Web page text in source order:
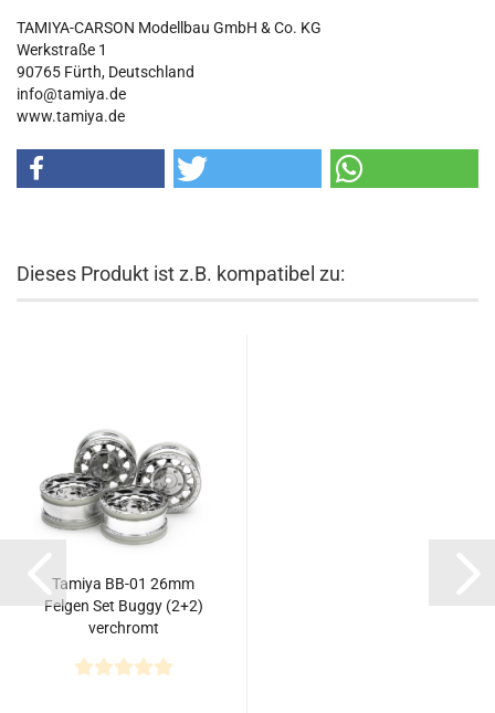
TAMIYA-CARSON Modellbau GmbH & Co. KG
Werkstraße 1
90765 Fürth, Deutschland
info@tamiya.de
www.tamiya.de
Dieses Produkt ist z.B. kompatibel zu:
Tamiya BB-01 26mm
Felgen Set Buggy (2+2)
verchromt